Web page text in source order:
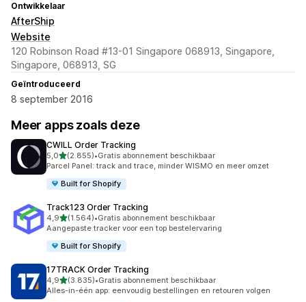
Ontwikkelaar
AfterShip
Website
120 Robinson Road #13-01 Singapore 068913, Singapore,
Singapore, 068913, SG
Geïntroduceerd
8 september 2016
Meer apps zoals deze
CWILL Order Tracking
5,0van 5 sterren
(2.855)
2855 recensies in totaal
•Gratis abonnement beschikbaar
Parcel Panel: track and trace, minder WISMO en meer omzet
Built for Shopify
Track123 Order Tracking
4,9van 5 sterren
(1.564)
1564 recensies in totaal
•Gratis abonnement beschikbaar
Aangepaste tracker voor een top bestelervaring
Built for Shopify
17TRACK Order Tracking
4,9van 5 sterren
(3.835)
3835 recensies in totaal
•Gratis abonnement beschikbaar
Alles-in-één app: eenvoudig bestellingen en retouren volgen